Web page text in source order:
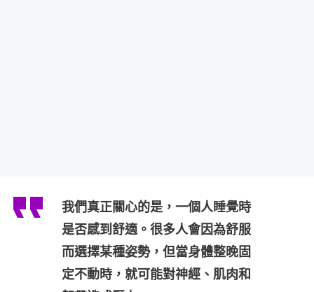
我們真正關心的是，一個人睡覺時
是否感到舒適。很多人會因為舒服
而選擇某種姿勢，但當身體整晚固
定不動時，就可能對神經、肌肉和